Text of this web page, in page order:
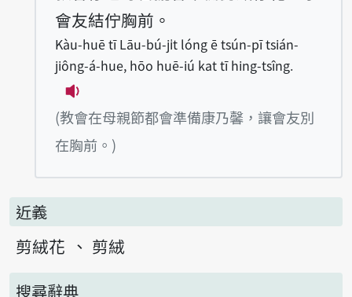
會友結佇胸前。
Kàu-huē tī Lāu-bú-ji̍t lóng ē tsún-pī tsián-
jiông-á-hue, hōo huē-iú kat tī hing-tsîng.
播放例句Kàu-huē tī Lāu-bú-ji̍t lóng
(教會在母親節都會準備康乃馨，讓會友別
在胸前。)
近義
剪絨花
剪絨
搜尋辭典